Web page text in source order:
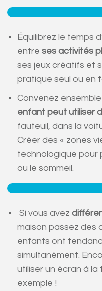
Équilibrez le temps
entre ses activités
ses jeux créatifs et
pratique seul ou en
Convenez ensemble
enfant peut utiliser
fauteuil, dans la
Créer des « zones
technologique pour
ou le sommeil.
Si vous avez
maison passez des
enfants ont
simultanément.
utiliser un écran à
exemple !